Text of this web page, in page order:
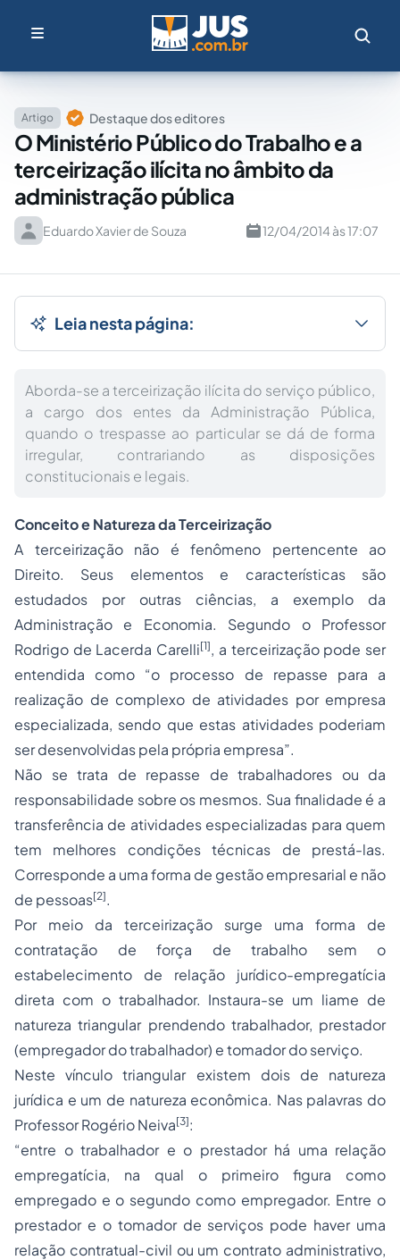
Artigo Destaque dos editores
O Ministério Público do Trabalho e a
terceirização ilícita no âmbito da
administração pública
Eduardo Xavier de Souza 12/04/2014 às 17:07
Leia nesta página:
Aborda-se a terceirização ilícita do serviço público,
a cargo dos entes da Administração Pública,
quando o trespasse ao particular se dá de forma
irregular, contrariando as disposições
constitucionais e legais.
Conceito e Natureza da Terceirização
A terceirização não é fenômeno pertencente ao
Direito. Seus elementos e características são
estudados por outras ciências, a exemplo da
Administração e Economia. Segundo o Professor
Rodrigo de Lacerda Carelli[1], a terceirização pode ser
entendida como “o processo de repasse para a
realização de complexo de atividades por empresa
especializada, sendo que estas atividades poderiam
ser desenvolvidas pela própria empresa”.
Não se trata de repasse de trabalhadores ou da
responsabilidade sobre os mesmos. Sua finalidade é a
transferência de atividades especializadas para quem
tem melhores condições técnicas de prestá-las.
Corresponde a uma forma de gestão empresarial e não
de pessoas[2].
Por meio da terceirização surge uma forma de
contratação de força de trabalho sem o
estabelecimento de relação jurídico-empregatícia
direta com o trabalhador. Instaura-se um liame de
natureza triangular prendendo trabalhador, prestador
(empregador do trabalhador) e tomador do serviço.
Neste vínculo triangular existem dois de natureza
jurídica e um de natureza econômica. Nas palavras do
Professor Rogério Neiva[3]:
“entre o trabalhador e o prestador há uma relação
empregatícia, na qual o primeiro figura como
empregado e o segundo como empregador. Entre o
prestador e o tomador de serviços pode haver uma
relação contratual-civil ou um contrato administrativo,